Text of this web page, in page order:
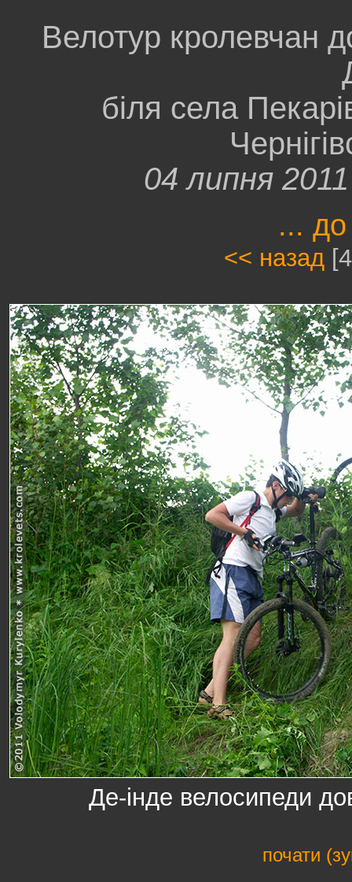
Велотур кролевчан
біля села
04 липня
... до
<< назад
Де-інде велосипеди
почати